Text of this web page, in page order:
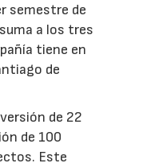
semestre de
a los tres
tiene en
de
de 22
de 100
Este